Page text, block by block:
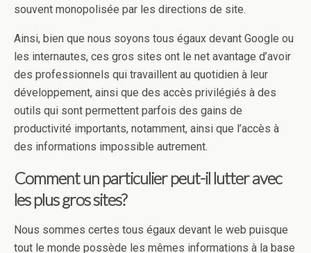
souvent monopolisée par les directions de site.
Ainsi, bien que nous soyons tous égaux devant Google ou
les internautes, ces gros sites ont le net avantage d’avoir
des professionnels qui travaillent au quotidien à leur
développement, ainsi que des accès privilégiés à des
outils qui sont permettent parfois des gains de
productivité importants, notamment, ainsi que l’accès à
des informations impossible autrement.
Comment un particulier peut-il lutter avec
les plus gros sites?
Nous sommes certes tous égaux devant le web puisque
tout le monde possède les mêmes informations à la base